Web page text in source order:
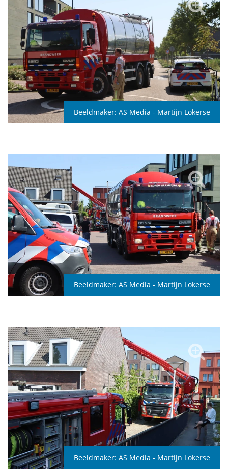
Beeldmaker: AS Media - Martijn Lokerse
Beeldmaker: AS Media - Martijn Lokerse
Beeldmaker: AS Media - Martijn Lokerse